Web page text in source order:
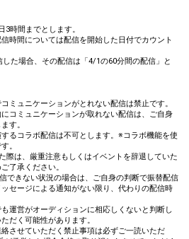
3時間までとします。
時間については配信を開始した日付でカウント
た場合、その配信は「4/1の60分間の配信」と
ミュニケーションがとれない配信は禁止です。
コミュニケーションが取れない配信は、ご自身
す。
るコラボ配信は不可とします。※コラボ機能を使
。
際は、厳重注意もしくはイベントを辞退していた
了承ください。
できない状況の場合は、ご自身の判断で振替配信
セージによる通知がない限り、代わりの配信時
運営がオーディションに相応しくないと判断し
だく可能性があります。
させていただく禁止事項は必ずご一読いただ